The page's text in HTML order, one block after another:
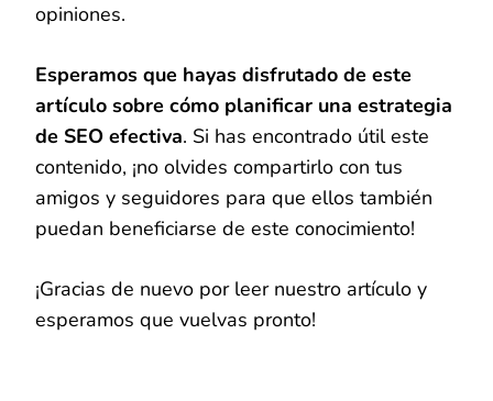
opiniones.
Esperamos que hayas disfrutado de este
artículo sobre cómo planificar una estrategia
de SEO efectiva. Si has encontrado útil este
contenido, ¡no olvides compartirlo con tus
amigos y seguidores para que ellos también
puedan beneficiarse de este conocimiento!
¡Gracias de nuevo por leer nuestro artículo y
esperamos que vuelvas pronto!